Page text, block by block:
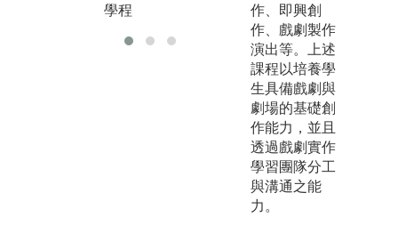
學程
作、即興創
作、戲劇製作
演出等。上述
課程以培養學
生具備戲劇與
劇場的基礎創
作能力，並且
透過戲劇實作
學習團隊分工
與溝通之能
力。